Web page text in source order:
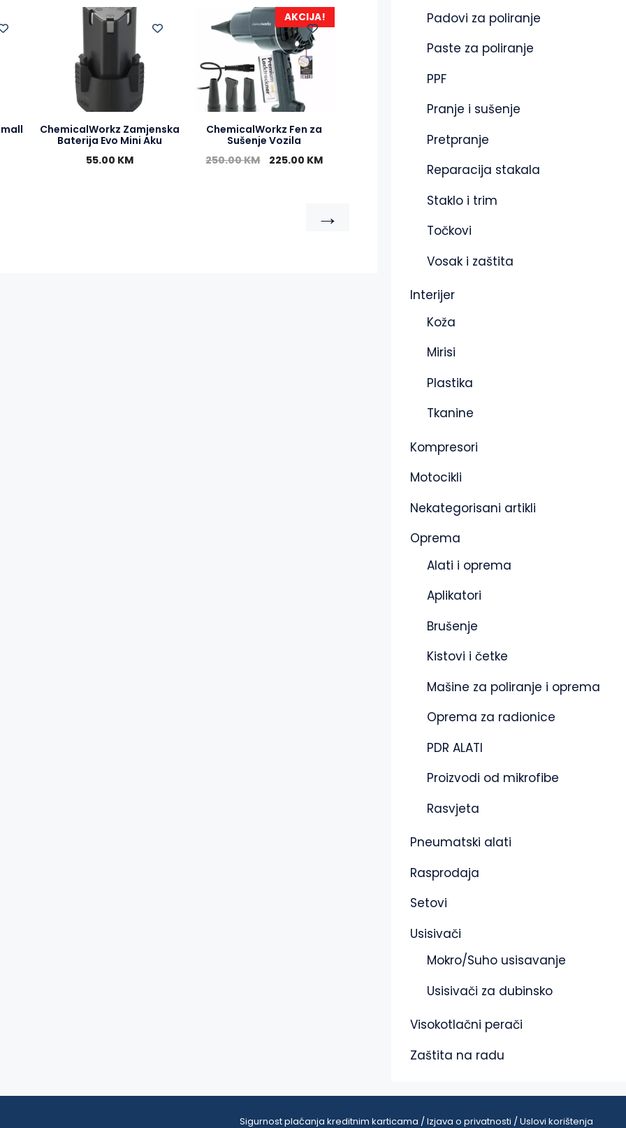
ChemicalWorkz Zamjenska
Baterija Evo Mini Aku
55.00 KM
AKCIJA!
ChemicalWorkz Fen za
Sušenje Vozila
250.00KM 225.00 KM
→
Padovi za poliranje
Paste za poliranje
PPF
Pranje i sušenje
Pretpranje
Reparacija stakala
Staklo i trim
Točkovi
Vosak i zaštita
Interijer
Koža
Mirisi
Plastika
Tkanine
Kompresori
Motocikli
Nekategorisani artikli
Oprema
Alati i oprema
Aplikatori
Brušenje
Kistovi i četke
Mašine za poliranje i oprema
Oprema za radionice
PDR ALATI
Proizvodi od mikrofibe
Rasvjeta
Pneumatski alati
Rasprodaja
Setovi
Usisivači
Mokro/Suho usisavanje
Usisivači za dubinsko
Visokotlačni perači
Zaštita na radu
Sigurnost plaćanja kreditnim karticama / Izjava o privatnosti / Uslovi korištenja